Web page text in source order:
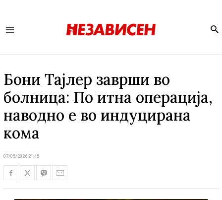
Бони Тајлер заврши во
болница: По итна операција,
наводно е во индуцирана
кома
07/05/2026 21:45